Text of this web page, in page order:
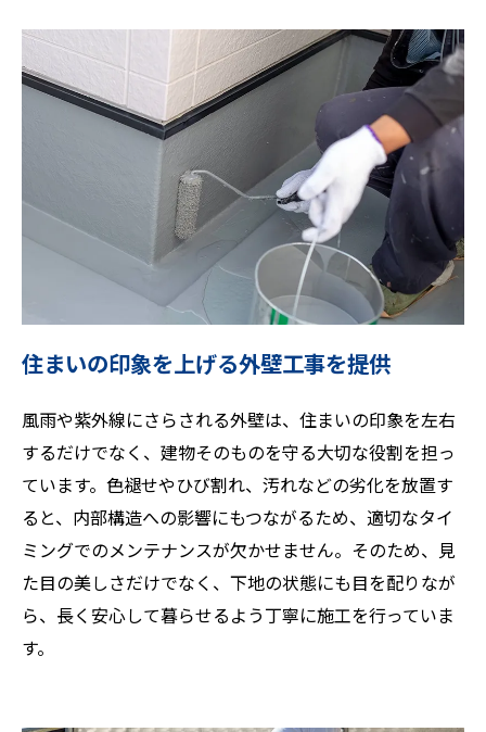
住まいの印象を上げる外壁工事を提供
風雨や紫外線にさらされる外壁は、住まいの印象を左右
するだけでなく、建物そのものを守る大切な役割を担っ
ています。色褪せやひび割れ、汚れなどの劣化を放置す
ると、内部構造への影響にもつながるため、適切なタイ
ミングでのメンテナンスが欠かせません。そのため、見
た目の美しさだけでなく、下地の状態にも目を配りなが
ら、長く安心して暮らせるよう丁寧に施工を行っていま
す。